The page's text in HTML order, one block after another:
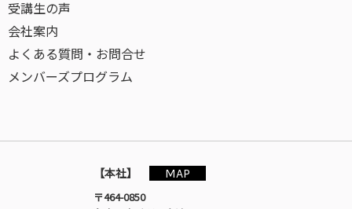
受講生の声
会社案内
よくある質問・お問合せ
メンバーズプログラム
【本社】
MAP
〒464-0850